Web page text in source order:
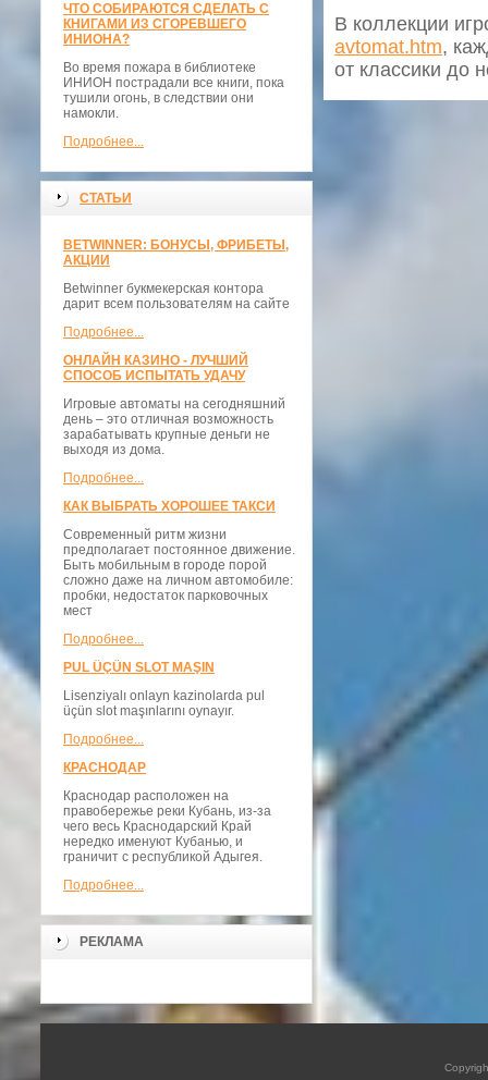
ЧТО СОБИРАЮТСЯ СДЕЛАТЬ С
КНИГАМИ ИЗ СГОРЕВШЕГО
ИНИОНА?
Во время пожара в библиотеке
ИНИОН пострадали все книги, пока
тушили огонь, в следствии они
намокли.
Подробнее...
СТАТЬИ
BETWINNER: БОНУСЫ, ФРИБЕТЫ,
АКЦИИ
Betwinner букмекерская контора
дарит всем пользователям на сайте
Подробнее...
ОНЛАЙН КАЗИНО - ЛУЧШИЙ
СПОСОБ ИСПЫТАТЬ УДАЧУ
Игровые автоматы на сегодняшний
день – это отличная возможность
зарабатывать крупные деньги не
выходя из дома.
Подробнее...
КАК ВЫБРАТЬ ХОРОШЕЕ ТАКСИ
Современный ритм жизни
предполагает постоянное движение.
Быть мобильным в городе порой
сложно даже на личном автомобиле:
пробки, недостаток парковочных
мест
Подробнее...
PUL ÜÇÜN SLOT MAŞIN
Lisenziyalı onlayn kazinolarda pul
üçün slot maşınlarını oynayır.
Подробнее...
КРАСНОДАР
Краснодар расположен на
правобережье реки Кубань, из-за
чего весь Краснодарский Край
нередко именуют Кубанью, и
граничит с республикой Адыгея.
Подробнее...
РЕКЛАМА
В коллекции
avtomat.htm,
от классики до